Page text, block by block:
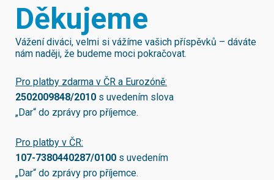
Děkujeme
Vážení diváci, velmi si vážíme vašich příspěvků – dáváte
nám naději, že budeme moci pokračovat.
Pro platby zdarma v ČR a Eurozóně:
2502009848/2010 s uvedením slova
„Dar“ do zprávy pro příjemce.
Pro platby v ČR:
107-7380440287/0100 s uvedením
„Dar“ do zprávy pro příjemce.